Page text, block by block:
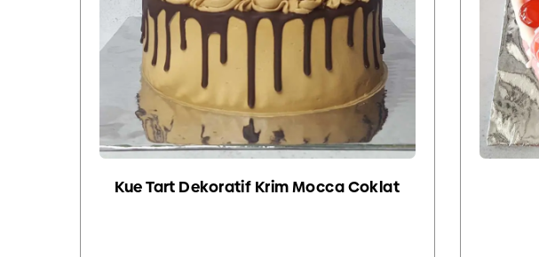
Kue Tart Dekoratif Krim Mocca Coklat